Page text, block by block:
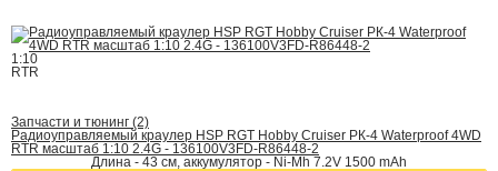
1:10
RTR
Запчасти и тюнинг (2)
Радиоуправляемый краулер HSP RGT Hobby Cruiser РК-4 Waterproof 4WD
RTR масштаб 1:10 2.4G - 136100V3FD-R86448-2
Длина - 43 см, аккумулятор - Ni-Mh 7.2V 1500 mAh